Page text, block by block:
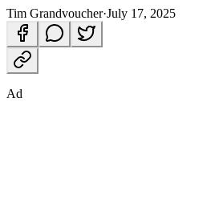
Tim Grandvoucher·July 17, 2025
Ad